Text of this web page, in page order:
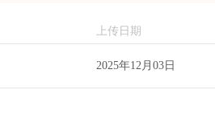
上传日期
2025年12月03日